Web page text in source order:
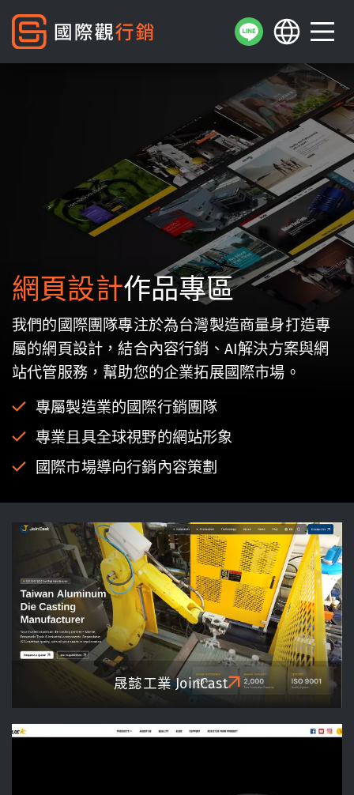
網頁設計作品專區
我們的國際團隊專注於為台灣製造商量身打造專
屬的網頁設計，結合內容行銷、AI解決方案與網
站代管服務，幫助您的企業拓展國際市場。
專屬製造業的國際行銷團隊
專業且具全球視野的網站形象
國際市場導向行銷內容策劃
晟懿工業 JoinCast